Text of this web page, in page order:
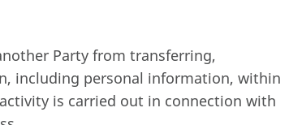
Party from transferring,
including personal information, within
is carried out in connection with